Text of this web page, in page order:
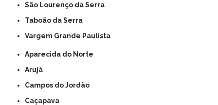
São Lourenço da Serra
Taboão da Serra
Vargem Grande Paulista
Aparecida do Norte
Arujá
Campos do Jordão
Caçapava